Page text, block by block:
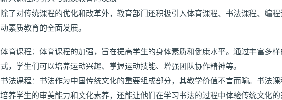
除了对传统课程的优化和改革外，教育部门还积极引入体育课程、书法课程、编
动素质教育的全面发展。
体育课程：体育课程的加强，旨在提高学生的身体素质和健康水平。通过丰富多
式，学生们可以培养运动兴趣、掌握运动技能、增强团队协作精神等。
书法课程：书法作为中国传统文化的重要组成部分，其教学价值不言而喻。书法
培养学生的审美能力和文化素养，还能让他们在学习书法的过程中体验传统文化的